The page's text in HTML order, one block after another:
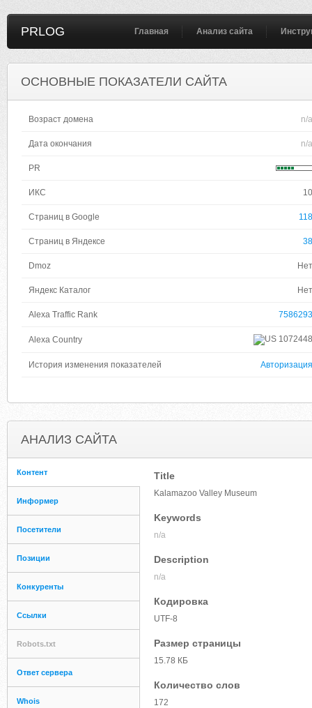
PRLOG Главная Анализ сайта
ОСНОВНЫЕ ПОКАЗАТЕЛИ САЙТА
Возраст домена n/a
Дата окончания n/a
PR
ИКС 10
Страниц в Google 118
Страниц в Яндексе 38
Dmoz Нет
Яндекс Каталог Нет
Alexa Traffic Rank 7586293
Alexa Country 1072448
История изменения показателей Авторизация
АНАЛИЗ САЙТА
Контент
Информер
Посетители
Позиции
Конкуренты
Ссылки
Robots.txt
Ответ сервера
Whois
Title
Kalamazoo Valley Museum
Keywords
n/a
Description
n/a
Кодировка
UTF-8
Размер страницы
15.78 КБ
Количество слов
172